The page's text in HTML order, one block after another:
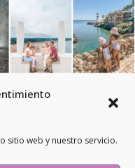
sitio web y nuestro servicio.
- El mundo en mis pies -